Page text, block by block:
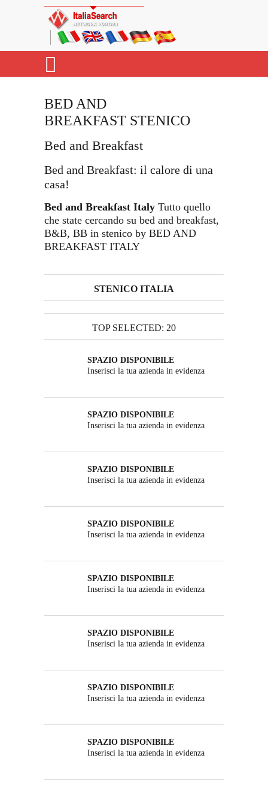
BED AND
BREAKFAST STENICO
Bed and Breakfast
Bed and Breakfast: il calore di una
casa!
Bed and Breakfast Italy Tutto quello
che state cercando su bed and breakfast,
B&B, BB in stenico by BED AND
BREAKFAST ITALY
STENICO ITALIA
TOP SELECTED: 20
SPAZIO DISPONIBILE
Inserisci la tua azienda in evidenza
SPAZIO DISPONIBILE
Inserisci la tua azienda in evidenza
SPAZIO DISPONIBILE
Inserisci la tua azienda in evidenza
SPAZIO DISPONIBILE
Inserisci la tua azienda in evidenza
SPAZIO DISPONIBILE
Inserisci la tua azienda in evidenza
SPAZIO DISPONIBILE
Inserisci la tua azienda in evidenza
SPAZIO DISPONIBILE
Inserisci la tua azienda in evidenza
SPAZIO DISPONIBILE
Inserisci la tua azienda in evidenza